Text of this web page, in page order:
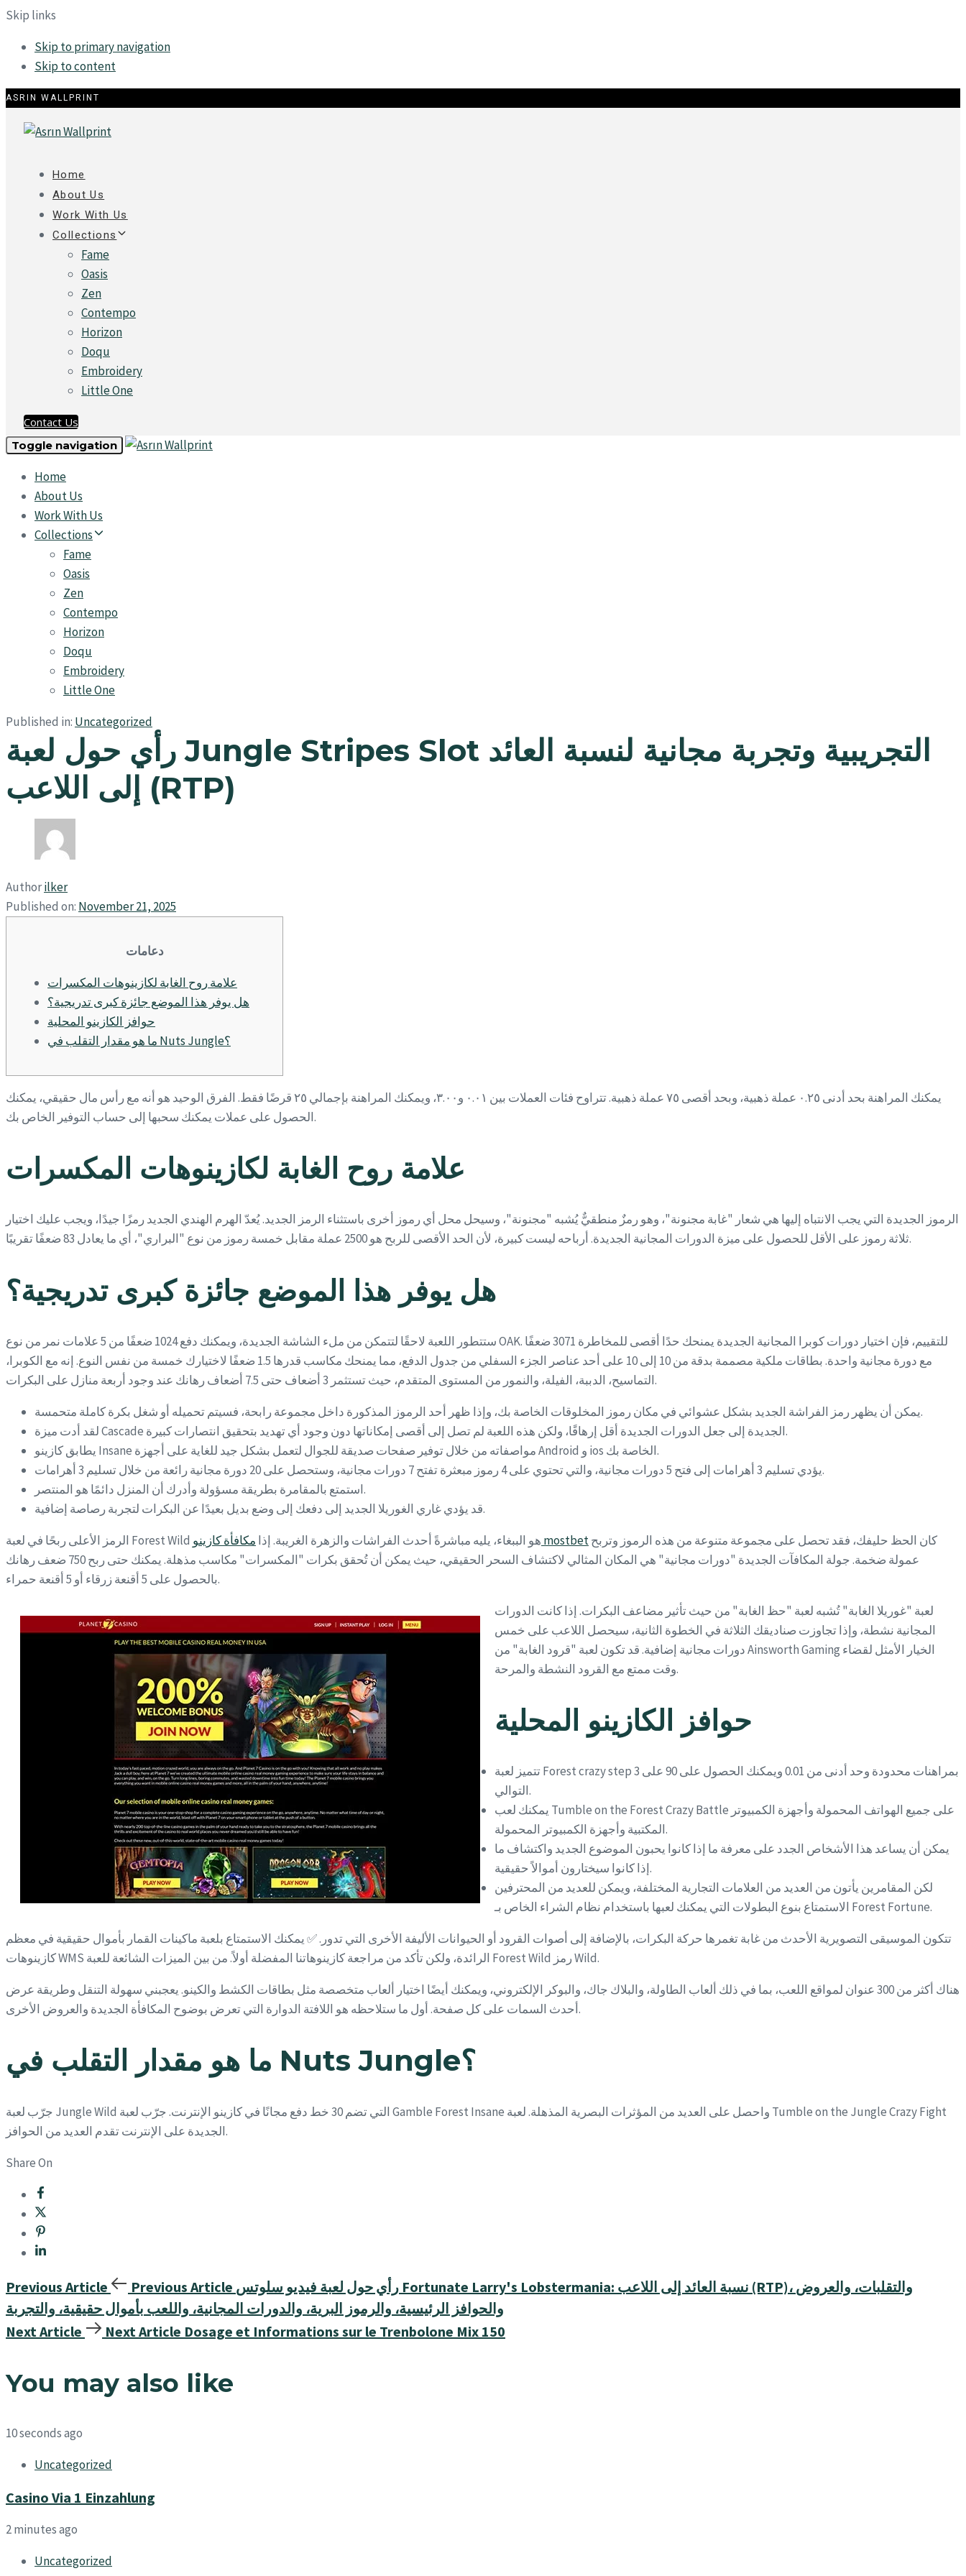
Skip links
Skip to primary navigation
Skip to content
ASRIN WALLPRINT
Home
About Us
Work With Us
Collections
Fame
Oasis
Zen
Contempo
Horizon
Doqu
Embroidery
Little One
Contact Us
Toggle navigation
Home
About Us
Work With Us
Collections
Fame
Oasis
Zen
Contempo
Horizon
Doqu
Embroidery
Little One
Published in: Uncategorized
رأي حول لعبة Jungle Stripes Slot التجريبية وتجربة مجانية لنسبة العائد
إلى اللاعب (RTP)
Authorilker
Published on: November 21, 2025
دعامات
علامة روح الغابة لكازينوهات المكسرات
هل يوفر هذا الموضع جائزة كبرى تدريجية؟
حوافز الكازينو المحلية
ما هو مقدار التقلب في Nuts Jungle؟
يمكنك المراهنة بحد أدنى ٠.٢٥ عملة ذهبية، وبحد أقصى ٧٥ عملة ذهبية. تتراوح فئات العملات بين ٠.٠١ و٣.٠٠، ويمكنك المراهنة بإجمالي ٢٥ قرضًا فقط. الفرق الوحيد هو أنه مع رأس مال حقيقي، يمكنك
الحصول على عملات يمكنك سحبها إلى حساب التوفير الخاص بك.
علامة روح الغابة لكازينوهات المكسرات
الرموز الجديدة التي يجب الانتباه إليها هي شعار "غابة مجنونة"، وهو رمزٌ منطقيٌّ يُشبه "مجنونة"، وسيحل محل أي رموز أخرى باستثناء الرمز الجديد.يُعدّ الهرم الهندي الجديد رمزًا جيدًا، ويجب عليك اختيار
ثلاثة رموز على الأقل للحصول على ميزة الدورات المجانية الجديدة. أرباحه ليست كبيرة، لأن الحد الأقصى للربح هو 2500 عملة مقابل خمسة رموز من نوع "البراري"، أي ما يعادل 83 ضعفًا تقريبًا.
هل يوفر هذا الموضع جائزة كبرى تدريجية؟
ستتطور اللعبة لاحقًا لتتمكن من ملء الشاشة الجديدة، ويمكنك دفع 1024 ضعفًا من 5 علامات نمر من نوع OAK. للتقييم، فإن اختيار دورات كوبرا المجانية الجديدة يمنحك حدًا أقصى للمخاطرة 3071 ضعفًا
مع دورة مجانية واحدة. بطاقات ملكية مصممة بدقة من 10 إلى 10 على أحد عناصر الجزء السفلي من جدول الدفع، مما يمنحك مكاسب قدرها 1.5 ضعفًا لاختيارك خمسة من نفس النوع. إنه مع الكوبرا،
التماسيح، الدببة، الفيلة، والنمور من المستوى المتقدم، حيث تستثمر 3 أضعاف حتى 7.5 أضعاف رهانك عند وجود أربعة منازل على البكرات.
يمكن أن يظهر رمز الفراشة الجديد بشكل عشوائي في مكان رموز المخلوقات الخاصة بك، وإذا ظهر أحد الرموز المذكورة داخل مجموعة رابحة، فسيتم تحميله أو شغل بكرة كاملة متحمسة.
لقد أدت ميزة Cascade الجديدة إلى جعل الدورات الجديدة أقل إرهاقًا، ولكن هذه اللعبة لم تصل إلى أقصى إمكاناتها دون وجود أي تهديد بتحقيق انتصارات كبيرة.
يطابق كازينو Insane مواصفاته من خلال توفير صفحات صديقة للجوال لتعمل بشكل جيد للغاية على أجهزة Android و ios الخاصة بك.
يؤدي تسليم 3 أهرامات إلى فتح 5 دورات مجانية، والتي تحتوي على 4 رموز مبعثرة تفتح 7 دورات مجانية، وستحصل على 20 دورة مجانية رائعة من خلال تسليم 3 أهرامات.
استمتع بالمقامرة بطريقة مسؤولة وأدرك أن المنزل دائمًا هو المنتصر.
قد يؤدي غاري الغوريلا الجديد إلى دفعك إلى وضع بديل بعيدًا عن البكرات لتجربة رصاصة إضافية.
الرمز الأعلى ربحًا في لعبة Forest Wild هو الببغاء، يليه مباشرةً أحدث الفراشات والزهرة الغريبة. إذا مكافأة كازينو mostbet
عمولة ضخمة. جولة المكافآت الجديدة "دورات مجانية" هي المكان المثالي لاكتشاف السحر الحقيقي، حيث يمكن أن تُحقق بكرات "المكسرات" مكاسب مذهلة. يمكنك حتى ربح 750 ضعف رهانك
بالحصول على 5 أقنعة زرقاء أو 5 أقنعة حمراء.
لعبة "غوريلا الغابة" تُشبه لعبة "حظ الغابة" من حيث تأثير مضاعف البكرات. إذا كانت الدورات
المجانية نشطة، وإذا تجاوزت صناديقك الثلاثة في الخطوة الثانية، سيحصل اللاعب على خمس
دورات مجانية إضافية. قد تكون لعبة "قرود الغابة" من Ainsworth Gaming الخيار الأمثل لقضاء
وقت ممتع مع القرود النشطة والمرحة.
حوافز الكازينو المحلية
تتميز لعبة Forest crazy step 3 بمراهنات محدودة وحد أدنى من 0.01 ويمكنك الحصول على 90 على
التوالي.
يمكنك لعب Tumble on the Forest Crazy Battle على جميع الهواتف المحمولة وأجهزة الكمبيوتر
المكتبية وأجهزة الكمبيوتر المحمولة.
يمكن أن يساعد هذا الأشخاص الجدد على معرفة ما إذا كانوا يحبون الموضوع الجديد واكتشاف ما
إذا كانوا سيختارون أموالاً حقيقية.
لكن المقامرين يأتون من العديد من العلامات التجارية المختلفة، ويمكن للعديد من المحترفين
الاستمتاع بنوع البطولات التي يمكنك لعبها باستخدام نظام الشراء الخاص بـ Forest Fortune.
تتكون الموسيقى التصويرية الأحدث من غابة تغمرها حركة البكرات، بالإضافة إلى أصوات القرود أو الحيوانات الأليفة الأخرى التي تدور. ✅ يمكنك الاستمتاع بلعبة ماكينات القمار بأموال حقيقية في معظم
كازينوهات WMS الرائدة، ولكن تأكد من مراجعة كازينوهاتنا المفضلة أولاً. من بين الميزات الشائعة للعبة Forest Wild رمز Wild.
هناك أكثر من 300 عنوان لمواقع اللعب، بما في ذلك ألعاب الطاولة، والبلاك جاك، والبوكر الإلكتروني، ويمكنك أيضًا اختيار ألعاب متخصصة مثل بطاقات الكشط والكينو. يعجبني سهولة التنقل وطريقة عرض
أحدث السمات على كل صفحة. أول ما ستلاحظه هو اللافتة الدوارة التي تعرض بوضوح المكافأة الجديدة والعروض الأخرى.
ما هو مقدار التقلب في Nuts Jungle؟
جرّب لعبة Jungle Wild التي تضم 30 خط دفع مجانًا في كازينو الإنترنت. جرّب لعبة Gamble Forest Insane واحصل على العديد من المؤثرات البصرية المذهلة. لعبة Tumble on the Jungle Crazy Fight
الجديدة على الإنترنت تقدم العديد من الحوافز.
Share On
Previous Article Previous Article رأي حول لعبة فيديو سلوتس Fortunate Larry's Lobstermania: نسبة العائد إلى اللاعب (RTP)، والتقلبات، والعروض
والحوافز الرئيسية، والرموز البرية، والدورات المجانية، واللعب بأموال حقيقية، والتجربة
Next Article
Next Article Dosage et Informations sur le Trenbolone Mix 150
You may also like
10 seconds ago
Uncategorized
Casino Via 1 Einzahlung
2 minutes ago
Uncategorized